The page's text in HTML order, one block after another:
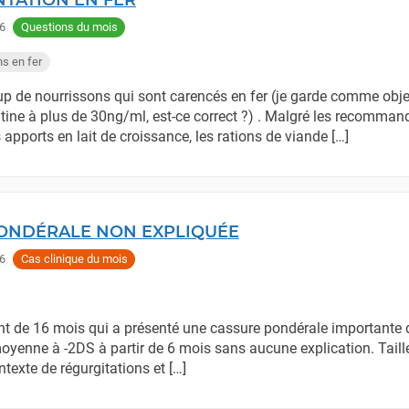
Questions du mois
en fer
de nourrissons qui sont carencés en fer (je garde comme
à plus de 30ng/ml, est-ce correct ?) . Malgré les
apports en lait de croissance, les rations de viande […]
NON EXPLIQUÉE
Cas clinique du mois
de 16 mois qui a présenté une cassure pondérale importante
à -2DS à partir de 6 mois sans aucune explication.
de régurgitations et […]